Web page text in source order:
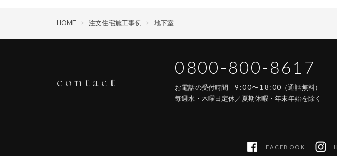
HOME > 注文住宅施工事例 > 地下室
contact
0800-800-8617
お電話の受付時間9:00〜18:00 （通話無料）
毎週水・木曜日定休／夏期休暇・年末年始を除く
FACEBOOK